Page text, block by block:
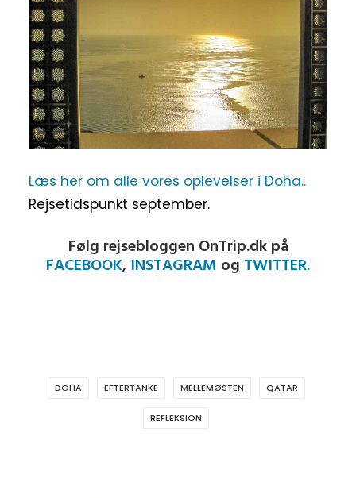
Læs her om alle vores oplevelser i Doha..
Rejsetidspunkt september.
Følg rejsebloggen OnTrip.dk på
FACEBOOK, INSTAGRAM og TWITTER.
DOHA EFTERTANKE MELLEMØSTEN QATAR
REFLEKSION